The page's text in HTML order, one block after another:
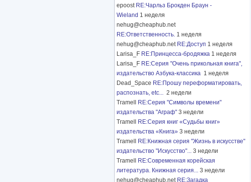
epoost RE:Чарльз Брокден Браун -
Wieland 1 неделя
nehug@cheaphub.net
RE:Ответственность. 1 неделя
nehug@cheaphub.net RE:Доступ 1 неделя
Larisa_F RE:Принцесса-бродяжка 1 неделя
Larisa_F RE:Серия "Очень прикольная книга",
издательство Азбука-классика 1 неделя
Dead_Space RE:Прошу переформатировать,
распознать, etc... 2 недели
Tramell
RE:Серия "Символы времени"
издательства "Аграф" 3 недели
Tramell
RE:Серия книг «Судьбы книг»
издательства «Книга» 3 недели
Tramell
RE:Книжная серия "Жизнь в искусстве"
издательство "Искусство"... 3 недели
Tramell
RE:Современная корейская
литература. Книжная серия... 3 недели
nehug@cheaphub.net RE:Загадка